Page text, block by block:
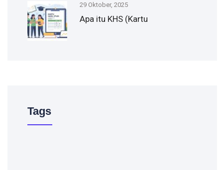
29 Oktober, 2025
Apa itu KHS (Kartu
Tags